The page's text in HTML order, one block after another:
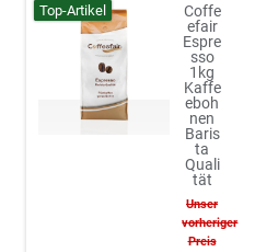
Top-Artikel
Coffe
efair
Espre
sso
1kg
Kaffe
eboh
nen
Baris
ta
Quali
tät
Unser
vorheriger
Preis